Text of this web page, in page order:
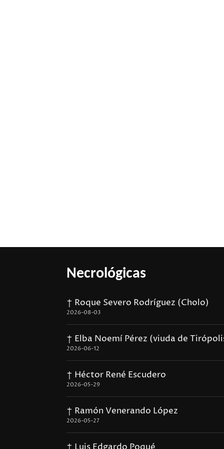
Necrológicas
† Roque Severo Rodríguez (Cholo)
2026-08-03
† Elba Noemí Pérez (viuda de
2026-06-12
† Héctor René Escudero
2026-05-29
† Ramón Venerando López
2026-05-27